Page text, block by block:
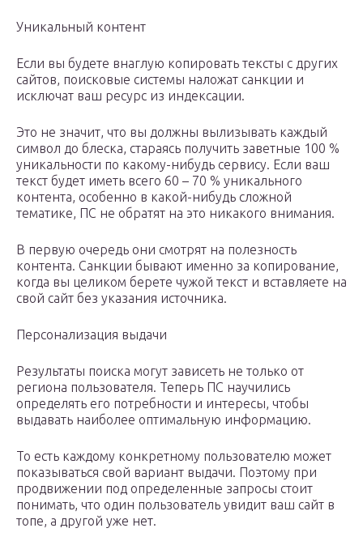
Уникальный контент
Если вы будете внаглую копировать тексты с других
сайтов, поисковые системы наложат санкции и
исключат ваш ресурс из индексации.
Это не значит, что вы должны вылизывать каждый
символ до блеска, стараясь получить заветные 100 %
уникальности по какому-нибудь сервису. Если ваш
текст будет иметь всего 60 – 70 % уникального
контента, особенно в какой-нибудь сложной
тематике, ПС не обратят на это никакого внимания.
В первую очередь они смотрят на полезность
контента. Санкции бывают именно за копирование,
когда вы целиком берете чужой текст и вставляете на
свой сайт без указания источника.
Персонализация выдачи
Результаты поиска могут зависеть не только от
региона пользователя. Теперь ПС научились
определять его потребности и интересы, чтобы
выдавать наиболее оптимальную информацию.
То есть каждому конкретному пользователю может
показываться свой вариант выдачи. Поэтому при
продвижении под определенные запросы стоит
понимать, что один пользователь увидит ваш сайт в
топе, а другой уже нет.